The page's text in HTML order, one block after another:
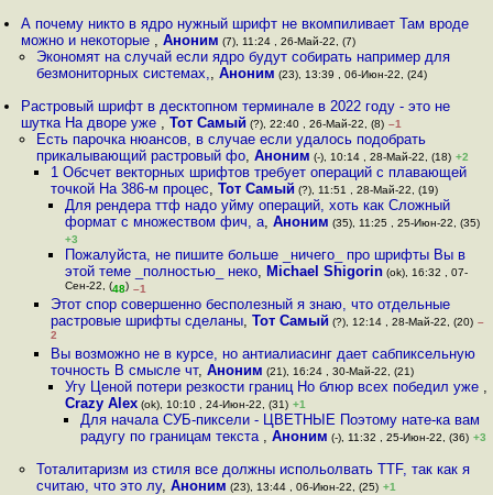
А почему никто в ядро нужный шрифт не вкомпиливает Там вроде
можно и некоторые ,Аноним (7), 11:24 , 26-Май-22, (7)
Экономят на случай если ядро будут собирать например для
безмониторных системах,, Аноним (23), 13:39 , 06-Июн-22, (24)
Растровый шрифт в десктопном терминале в 2022 году - это не
шутка На дворе уже ,Тот Самый (?), 22:40 , 26-Май-22, (8) –1
Есть парочка нюансов, в случае если удалось подобрать
прикалывающий растровый фо, Аноним (-), 10:14 , 28-Май-22, (18) +2
1 Обсчет векторных шрифтов требует операций с плавающей
точкой На 386-м процес, Тот Самый (?), 11:51 , 28-Май-22, (19)
Для рендера ттф надо уйму операций, хоть как Сложный
формат с множеством фич, а,Аноним (35), 11:25 , 25-Июн-22, (35)
+3
Пожалуйста, не пишите больше _ничего_ про шрифты Вы в
этой теме _полностью_ неко, Michael Shigorin (ok), 16:32 , 07-
Сен-22, (48) –1
Этот спор совершенно бесполезный я знаю, что отдельные
растровые шрифты сделаны, Тот Самый (?), 12:14 , 28-Май-22, (20) –
2
Вы возможно не в курсе, но антиалиасинг дает сабпиксельную
точность В смысле чт, Аноним (21), 16:24 , 30-Май-22, (21)
Угу Ценой потери резкости границ Но блюр всех победил уже ,
Crazy Alex (ok), 10:10 , 24-Июн-22, (31) +1
Для начала СУБ-пиксели - ЦВЕТНЫЕ Поэтому нате-ка вам
радугу по границам текста , Аноним (-), 11:32 , 25-Июн-22, (36) +3
Тоталитаризм из стиля все должны испольолвать TTF, так как я
считаю, что это лу, Аноним (23), 13:44 , 06-Июн-22, (25) +1